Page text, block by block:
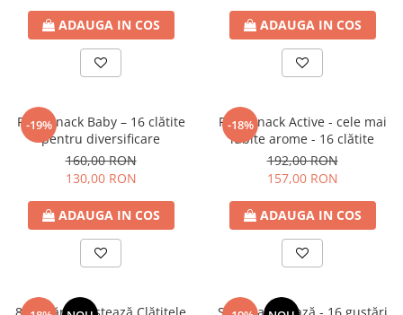
ADAUGA IN COS ADAUGA IN COS
-19%
Fruit Snack Baby – 16 clătite
pentru diversificare
160,00 RON
130,00 RON
ADAUGA IN COS
-18%
Fruit Snack Active - cele mai
iubite arome - 16 clătite
192,00 RON
157,00 RON
ADAUGA IN COS